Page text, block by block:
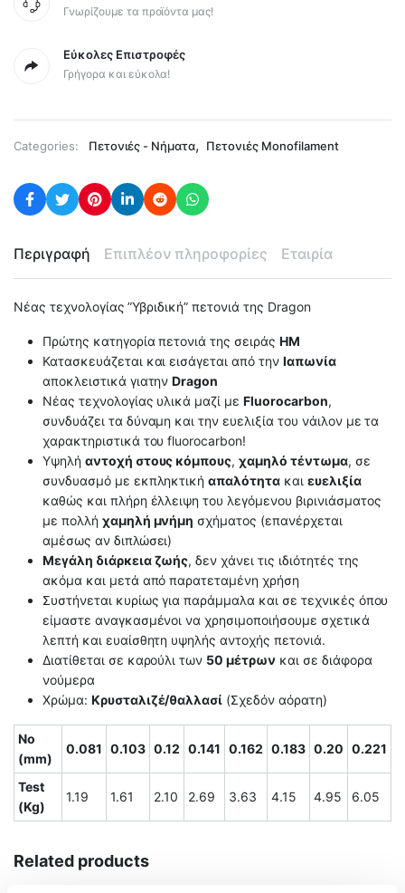
Γνωρίζουμε τα προϊόντα μας!
Εύκολες Επιστροφές
Γρήγορα και εύκολα!
Categories: Πετονιές - Νήματα, Πετονιές Monofilament
Περιγραφή Επιπλέον πληροφορίες Εταιρία
Νέας τεχνολογίας ”Υβριδική” πετονιά της Dragon
Πρώτης κατηγορία πετονιά της σειράς HM
Κατασκευάζεται και εισάγεται από την Ιαπωνία
αποκλειστικά γιατηνDragon
Νέας τεχνολογίας υλικά μαζί μεFluorocarbon,
συνδυάζει τα δύναμη και την ευελιξία του νάιλον με τα
χαρακτηριστικά του fluorocarbon!
Yψηλή αντοχή στους κόμπους,χαμηλό τέντωμα, σε
συνδυασμό με εκπληκτικήαπαλότητα και ευελιξία
καθώς και πλήρη έλλειψη του λεγόμενου βιρινιάσματος
με πολλή χαμηλή μνήμη σχήματος (επανέρχεται
αμέσως αν διπλώσει)
Μεγάλη διάρκεια ζωής, δεν χάνει τις ιδιότητές της
ακόμα και μετά από παρατεταμένη χρήση
Συστήνεται κυρίως για παράμμαλα και σε τεχνικές όπου
είμαστε αναγκασμένοι να χρησιμοποιήσουμε σχετικά
λεπτή και ευαίσθητη υψηλής αντοχής πετονιά.
Διατίθεται σε καρούλι των 50 μέτρων και σε διάφορα
νούμερα
Χρώμα: Κρυσταλιζέ/θαλλασί (Σχεδόν αόρατη)
No
(mm)
0.081 0.103 0.12 0.141 0.162 0.183 0.20 0.221
Test
(Kg)
1.19 1.61 2.10 2.69 3.63 4.15 4.95 6.05
Related products